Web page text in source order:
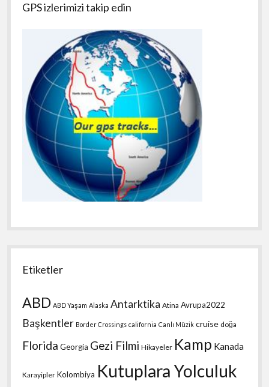
GPS izlerimizi takip edin
Etiketler
ABD ABD Yaşam Alaska Antarktika Atina Avrupa2022
Başkentler Border Crossings california Canlı Müzik cruise doğa
Florida Georgia Gezi Filmi Hikayeler Kamp Kanada
Karayipler Kolombiya Kutuplara Yolculuk